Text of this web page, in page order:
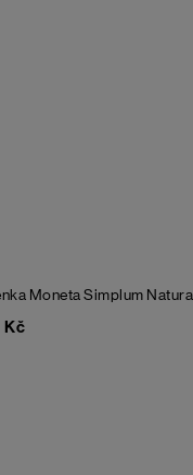
Moneta Simplum Natura
Kč